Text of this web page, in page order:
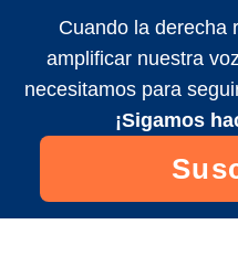
Cuando la derecha
amplificar nuestra
necesitamos para
¡Sigamos